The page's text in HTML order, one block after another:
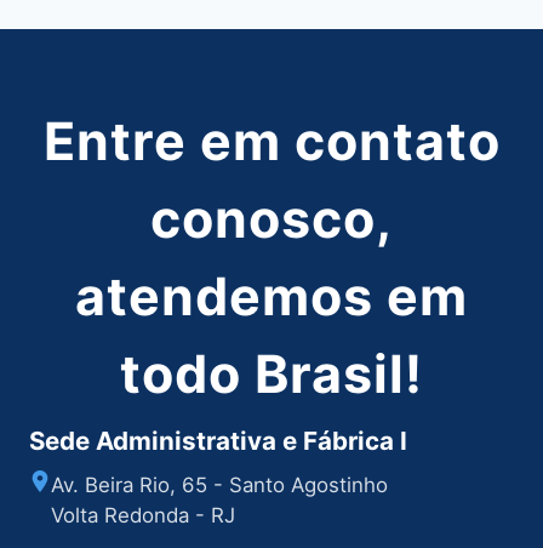
Entre em contato
conosco,
atendemos em
todo Brasil!
Sede Administrativa e Fábrica I
Av. Beira Rio, 65 - Santo Agostinho
Volta Redonda - RJ